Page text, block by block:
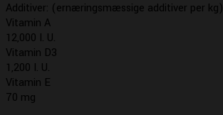
Additiver: (ernæringsmæssige additiver per kg)
Vitamin A
12,000 I. U.
Vitamin D3
1,200 I. U.
Vitamin E
70 mg